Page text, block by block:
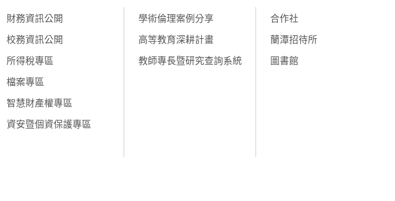
財務資訊公開
校務資訊公開
所得稅專區
檔案專區
智慧財產權專區
資安暨個資保護專區
學術倫理案例分享
高等教育深耕計畫
教師專長暨研究查詢系統
合作社
蘭潭招待所
圖書館